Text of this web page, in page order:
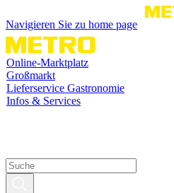
Navigieren Sie zu home page
Online-Marktplatz
Großmarkt
Lieferservice Gastronomie
Infos & Services